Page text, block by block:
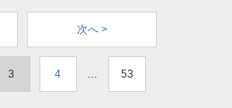
次へ >
3 4 53